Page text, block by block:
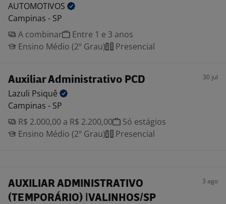
AUTOMOTIVOS
Campinas - SP
A combinar
Entre 1 e 3 anos
Ensino Médio (2º Grau)
Presencial
Auxiliar Administrativo PCD 30 jul
Lazuli Psiquê
Campinas - SP
R$ 2.000,00 a R$ 2.200,00
Só estágios
Ensino Médio (2º Grau)
Presencial
AUXILIAR ADMINISTRATIVO
(TEMPORÁRIO) |VALINHOS/SP
3 ago